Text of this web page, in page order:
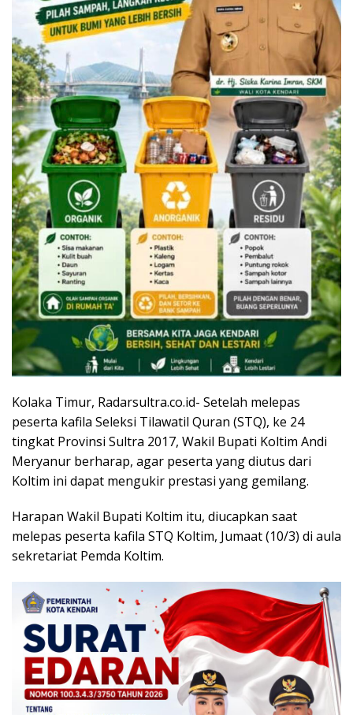
Kolaka Timur, Radarsultra.co.id- Setelah melepas
peserta kafila Seleksi Tilawatil Quran (STQ), ke 24
tingkat Provinsi Sultra 2017, Wakil Bupati Koltim Andi
Meryanur berharap, agar peserta yang diutus dari
Koltim ini dapat mengukir prestasi yang gemilang.
Harapan Wakil Bupati Koltim itu, diucapkan saat
melepas peserta kafila STQ Koltim, Jumaat (10/3) di aula
sekretariat Pemda Koltim.